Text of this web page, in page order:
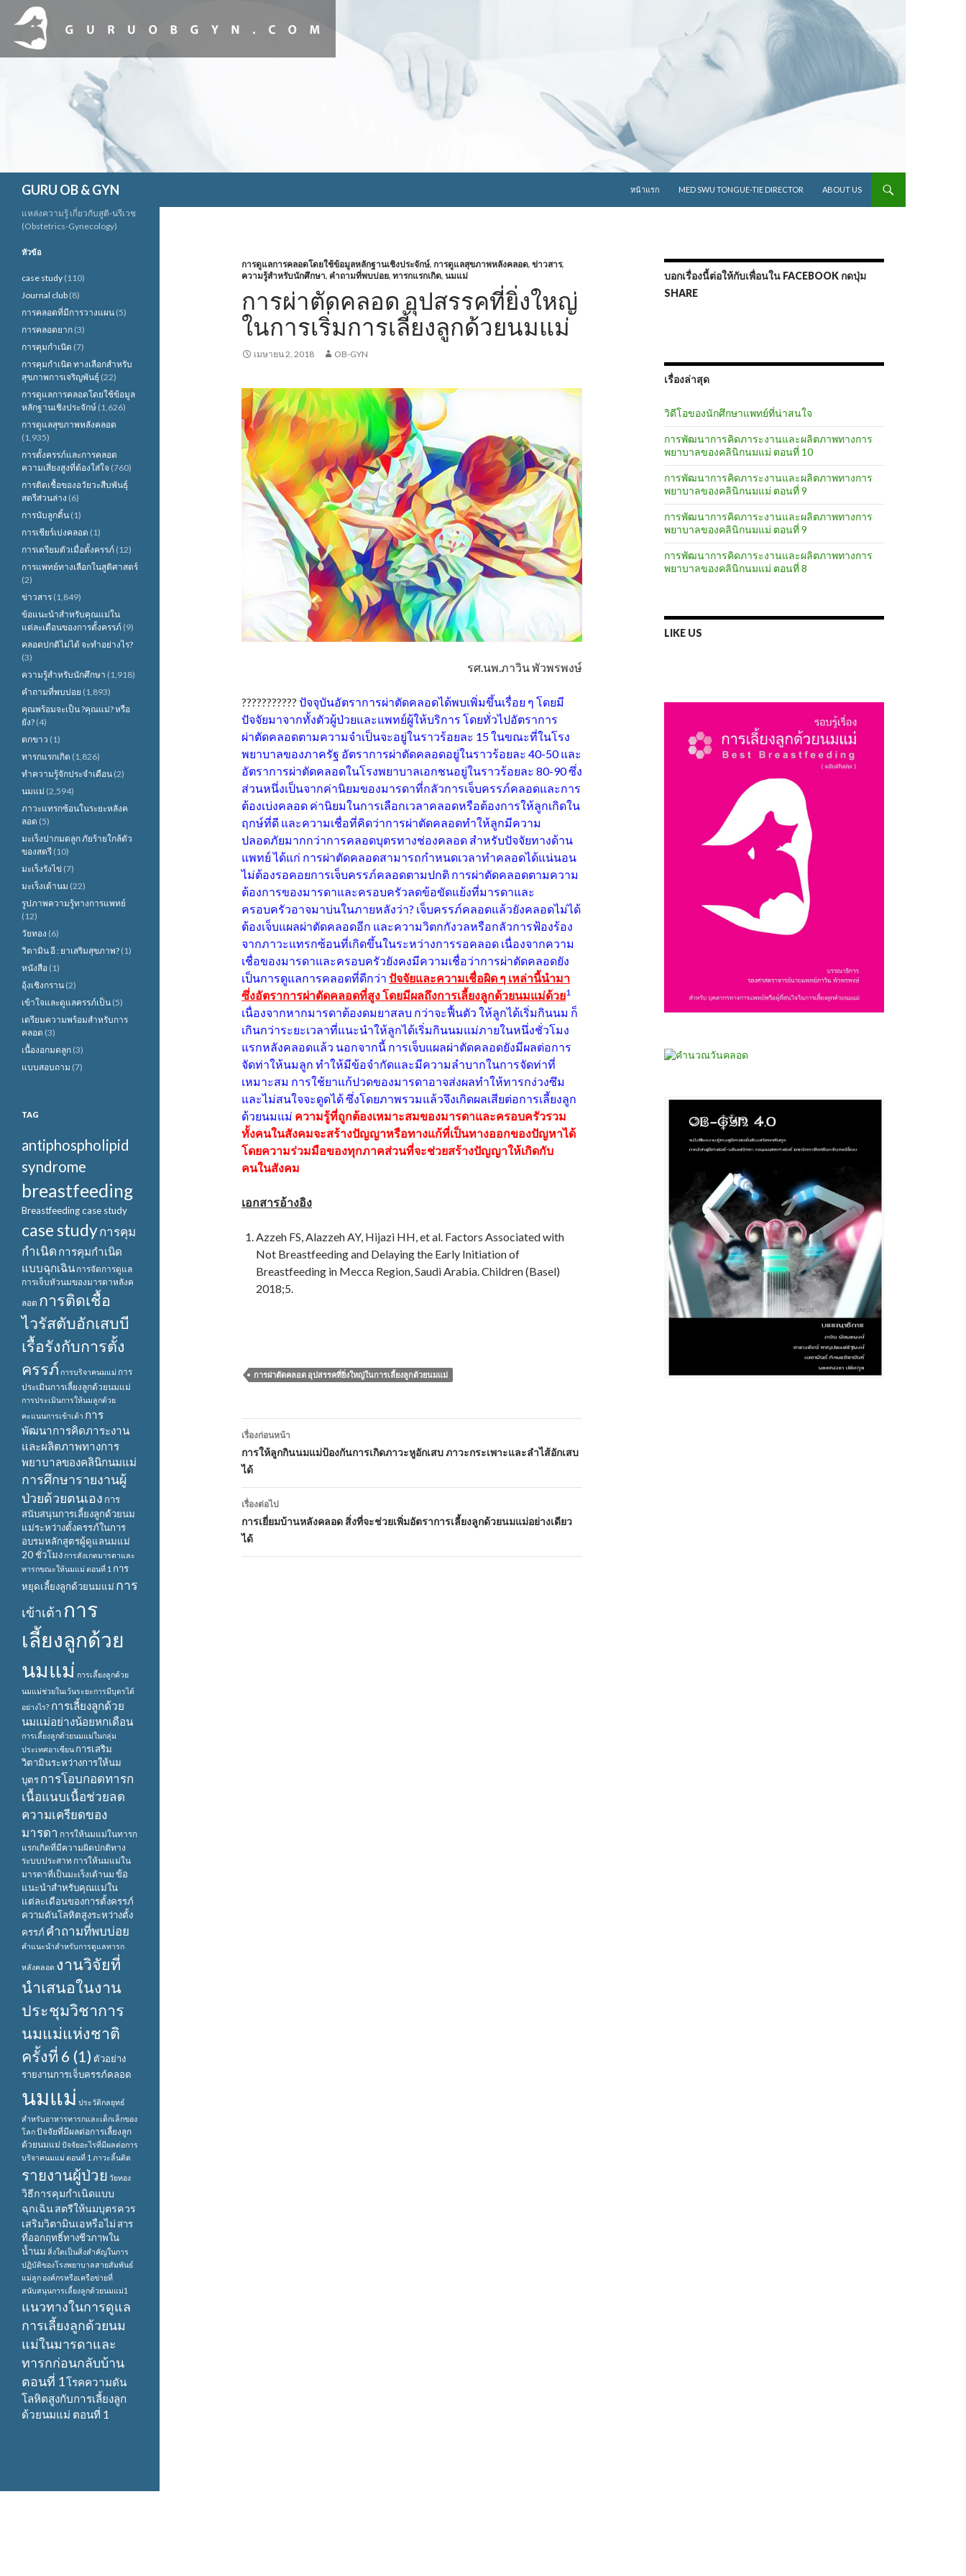
GURU OB & GYN
หน้าแรก
MED SWU TONGUE-TIE DIRECTOR ABOUT US
การดูแลการคลอดโดยใช้ข้อมูลหลักฐานเชิงประจักษ์, การดูแลสุขภาพหลังคลอด, ข่าวสาร,
ความรู้สำหรับนักศึกษา, คำถามที่พบบ่อย, ทารกแรกเกิด, นมแม่
การผ่าตัดคลอด อุปสรรคที่ยิ่งใหญ่
ในการเริ่มการเลี้ยงลูกด้วยนมแม่
เมษายน 2, 2018 OB-GYN
รศ.นพ.ภาวิน พัวพรพงษ์
??????????? ปัจจุบันอัตราการผ่าตัดคลอดได้พบเพิ่มขึ้นเรื่อย ๆ โดยมี
ปัจจัยมาจากทั้งตัวผู้ป่วยและแพทย์ผู้ให้บริการ โดยทั่วไปอัตราการ
ผ่าตัดคลอดตามความจำเป็นจะอยู่ในราวร้อยละ 15 ในขณะที่ในโรง
พยาบาลของภาครัฐ อัตราการผ่าตัดคลอดอยู่ในราวร้อยละ 40-50 และ
อัตราการผ่าตัดคลอดในโรงพยาบาลเอกชนอยู่ในราวร้อยละ 80-90 ซึ่ง
ส่วนหนึ่งเป็นจากค่านิยมของมารดาที่กลัวการเจ็บครรภ์คลอดและการ
ต้องเบ่งคลอด ค่านิยมในการเลือกเวลาคลอดหรือต้องการให้ลูกเกิดใน
ฤกษ์ที่ดี และความเชื่อที่คิดว่าการผ่าตัดคลอดทำให้ลูกมีความ
ปลอดภัยมากกว่าการคลอดบุตรทางช่องคลอด สำหรับปัจจัยทางด้าน
แพทย์ ได้แก่ การผ่าตัดคลอดสามารถกำหนดเวลาทำคลอดได้แน่นอน
ไม่ต้องรอคอยการเจ็บครรภ์คลอดตามปกติ การผ่าตัดคลอดตามความ
ต้องการของมารดาและครอบครัวลดข้อขัดแย้งที่มารดาและ
ครอบครัวอาจมาบ่นในภายหลังว่า? เจ็บครรภ์คลอดแล้วยังคลอดไม่ได้
ต้องเจ็บแผลผ่าตัดคลอดอีก และความวิตกกังวลหรือกลัวการฟ้องร้อง
จากภาวะแทรกซ้อนที่เกิดขึ้นในระหว่างการรอคลอด เนื่องจากความ
เชื่อของมารดาและครอบครัวยังคงมีความเชื่อว่าการผ่าตัดคลอดยัง
เป็นการดูแลการคลอดที่ดีกว่า ปัจจัยและความเชื่อผิด ๆ เหล่านี้นำมา
ซึ่งอัตราการผ่าตัดคลอดที่สูง โดยมีผลถึงการเลี้ยงลูกด้วยนมแม่ด้วย1
เนื่องจากหากมารดาต้องดมยาสลบ กว่าจะฟื้นตัว ให้ลูกได้เริ่มกินนม ก็
เกินกว่าระยะเวลาที่แนะนำให้ลูกได้เริ่มกินนมแม่ภายในหนึ่งชั่วโมง
แรกหลังคลอดแล้ว นอกจากนี้ การเจ็บแผลผ่าตัดคลอดยังมีผลต่อการ
จัดท่าให้นมลูก ทำให้มีข้อจำกัดและมีความลำบากในการจัดท่าที่
เหมาะสม การใช้ยาแก้ปวดของมารดาอาจส่งผลทำให้ทารกง่วงซึม
และไม่สนใจจะดูดได้ ซึ่งโดยภาพรวมแล้วจึงเกิดผลเสียต่อการเลี้ยงลูก
ด้วยนมแม่ ความรู้ที่ถูกต้องเหมาะสมของมารดาและครอบครัวรวม
ทั้งคนในสังคมจะสร้างปัญญาหรือทางแก้ที่เป็นทางออกของปัญหาได้
โดยความร่วมมือของทุกภาคส่วนที่จะช่วยสร้างปัญญาให้เกิดกับ
คนในสังคม
เอกสารอ้างอิง
Azzeh FS, Alazzeh AY, Hijazi HH, et al. Factors Associated with
Not Breastfeeding and Delaying the Early Initiation of
Breastfeeding in Mecca Region, Saudi Arabia. Children (Basel)
2018;5.
การผ่าตัดคลอด อุปสรรคที่ยิ่งใหญ่ในการเลี้ยงลูกด้วยนมแม่
เมนู
นำทาง
เรื่อง
เรื่องก่อนหน้า
การให้ลูกกินนมแม่ป้องกันการเกิดภาวะหูอักเสบ ภาวะกระเพาะและลำไส้อักเสบ
ได้
เรื่องต่อไป
การเยี่ยมบ้านหลังคลอด สิ่งที่จะช่วยเพิ่มอัตราการเลี้ยงลูกด้วยนมแม่อย่างเดียว
ได้
บอกเรื่องนี้ต่อให้กับเพื่อนใน FACEBOOK กดปุ่ม
SHARE
เรื่องล่าสุด
วิดีโอของนักศึกษาแพทย์ที่น่าสนใจ
การพัฒนาการคิดภาระงานและผลิตภาพทางการ
พยาบาลของคลินิกนมแม่ ตอนที่ 10
การพัฒนาการคิดภาระงานและผลิตภาพทางการ
พยาบาลของคลินิกนมแม่ ตอนที่ 9
การพัฒนาการคิดภาระงานและผลิตภาพทางการ
พยาบาลของคลินิกนมแม่ ตอนที่ 9
การพัฒนาการคิดภาระงานและผลิตภาพทางการ
พยาบาลของคลินิกนมแม่ ตอนที่ 8
LIKE US
แหล่งความรู้ เกี่ยวกับสูติ-นรีเวช
(Obstetrics-Gynecology)
หัวข้อ
case study (110)
Journal club (8)
การคลอดที่มีการวางแผน (5)
การคลอดยาก (3)
การคุมกำเนิด (7)
การคุมกำเนิด ทางเลือกสำหรับ
สุขภาพการเจริญพันธุ์ (22)
การดูแลการคลอดโดยใช้ข้อมูล
หลักฐานเชิงประจักษ์ (1,626)
การดูแลสุขภาพหลังคลอด
(1,935)
การตั้งครรภ์และการคลอด
ความเสี่ยงสูงที่ต้องใส่ใจ (760)
การติดเชื้อของอวัยวะสืบพันธุ์
สตรีส่วนล่าง (6)
การนับลูกดิ้น (1)
การเชียร์เบ่งคลอด (1)
การเตรียมตัวเมื่อตั้งครรภ์ (12)
การแพทย์ทางเลือกในสูติศาสตร์
(2)
ข่าวสาร (1,849)
ข้อแนะนำสำหรับคุณแม่ใน
แต่ละเดือนของการตั้งครรภ์ (9)
คลอดปกติไม่ได้ จะทำอย่างไร?
(3)
ความรู้สำหรับนักศึกษา (1,918)
คำถามที่พบบ่อย (1,893)
คุณพร้อมจะเป็น ?คุณแม่? หรือ
ยัง? (4)
ตกขาว (1)
ทารกแรกเกิด (1,826)
ทำความรู้จักประจำเดือน (2)
นมแม่ (2,594)
ภาวะแทรกซ้อนในระยะหลังค
ลอด (5)
มะเร็งปากมดลูก ภัยร้ายใกล้ตัว
ของสตรี (10)
มะเร็งรังไข่ (7)
มะเร็งเต้านม (22)
รูปภาพความรู้ทางการแพทย์
(12)
วัยทอง (6)
วิตามิน อี : ยาเสริมสุขภาพ? (1)
หนังสือ (1)
อุ้งเชิงกราน (2)
เข้าใจและดูแลครรภ์เป็น (5)
เตรียมความพร้อมสำหรับการ
คลอด (3)
เนื้องอกมดลูก (3)
แบบสอบถาม (7)
TAG
antiphospholipid
syndrome
breastfeeding
Breastfeeding case study
case studyการคุม
กำเนิด การคุมกำเนิด
แบบฉุกเฉิน การจัดการดูแล
การเจ็บหัวนมของมารดาหลังค
ลอด การติดเชื้อ
ไวรัสตับอักเสบบี
เรื้อรังกับการตั้ง
ครรภ์ การบริจาคนมแม่ การ
ประเมินการเลี้ยงลูกด้วยนมแม่
การประเมินการให้นมลูกด้วย
คะแนนการเข้าเต้า การ
พัฒนาการคิดภาระงาน
และผลิตภาพทางการ
พยาบาลของคลินิกนมแม่
การศึกษารายงานผู้
ป่วยด้วยตนเอง การ
สนับสนุนการเลี้ยงลูกด้วยนม
แม่ระหว่างตั้งครรภ์ในการ
อบรมหลักสูตรผู้ดูแลนมแม่
20 ชั่วโมงการสังเกตมารดาและ
ทารกขณะให้นมแม่ ตอนที่ 1 การ
หยุดเลี้ยงลูกด้วยนมแม่ การ
เข้าเต้าการ
เลี้ยงลูกด้วย
นมแม่ การเลี้ยงลูกด้วย
นมแม่ช่วยในเว้นระยะการมีบุตรได้
อย่างไร? การเลี้ยงลูกด้วย
นมแม่อย่างน้อยหกเดือน
การเลี้ยงลูกด้วยนมแม่ในกลุ่ม
ประเทศอาเซียน การเสริม
วิตามินระหว่างการให้นม
บุตรการโอบกอดทารก
เนื้อแนบเนื้อช่วยลด
ความเครียดของ
มารดา การให้นมแม่ในทารก
แรกเกิดที่มีความผิดปกติทาง
ระบบประสาท การให้นมแม่ใน
มารดาที่เป็นมะเร็งเต้านม ข้อ
แนะนำสำหรับคุณแม่ใน
แต่ละเดือนของการตั้งครรภ์
ความดันโลหิตสูงระหว่างตั้ง
ครรภ์ คำถามที่พบบ่อย
คำแนะนำสำหรับการดูแลทารก
หลังคลอด งานวิจัยที่
นำเสนอในงาน
ประชุมวิชาการ
นมแม่แห่งชาติ
ครั้งที่ 6 (1) ตัวอย่าง
รายงานการเจ็บครรภ์คลอด
นมแม่ ประวัติกลยุทธ์
สำหรับอาหารทารกและเด็กเล็กของ
โลกปัจจัยที่มีผลต่อการเลี้ยงลูก
ด้วยนมแม่ ปัจจัยอะไรที่มีผลต่อการ
บริจาคนมแม่ ตอนที่ 1 ภาวะลิ้นติด
รายงานผู้ป่วย วัยทอง
วิธีการคุมกำเนิดแบบ
ฉุกเฉินสตรีให้นมบุตรควร
เสริมวิตามินเอหรือไม่ สาร
ที่ออกฤทธิ์ทางชีวภาพใน
น้ำนม สิ่งใดเป็นสิ่งสำคัญในการ
ปฏิบัติของโรงพยาบาลสายสัมพันธ์
แม่ลูก องค์กรหรือเครือข่ายที่
สนับสนุนการเลี้ยงลูกด้วยนมแม่1
แนวทางในการดูแล
การเลี้ยงลูกด้วยนม
แม่ในมารดาและ
ทารกก่อนกลับบ้าน
ตอนที่ 1โรคความดัน
โลหิตสูงกับการเลี้ยงลูก
ด้วยนมแม่ ตอนที่ 1